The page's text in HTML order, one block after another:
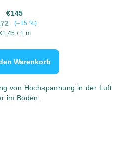
€145
(–15 %)
/ 1 m
Warenkorb
von Hochspannung in der Luft
im Boden.